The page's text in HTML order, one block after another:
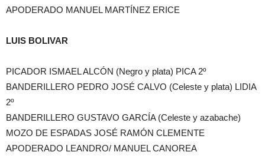
APODERADO MANUEL MARTÍNEZ ERICE
LUIS BOLIVAR
PICADOR ISMAEL ALCÓN (Negro y plata) PICA 2º
BANDERILLERO PEDRO JOSÉ CALVO (Celeste y plata) LIDIA
2º
BANDERILLERO GUSTAVO GARCÍA (Celeste y azabache)
MOZO DE ESPADAS JOSÉ RAMÓN CLEMENTE
APODERADO LEANDRO/ MANUEL CANOREA